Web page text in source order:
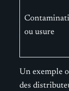
ou usure
Un exemple
des